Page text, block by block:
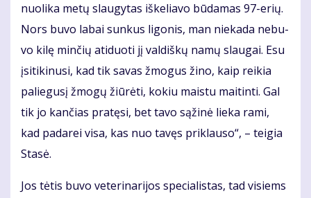
nuo­li­ka me­tų slau­gy­tas iš­ke­lia­vo bū­da­mas 97-erių.
Nors bu­vo la­bai sun­kus li­go­nis, man nie­ka­da ne­bu­
vo ki­lę min­čių ati­duo­ti jį val­diš­kų na­mų slau­gai. Esu
įsi­ti­ki­nu­si, kad tik sa­vas žmo­gus ži­no, kaip rei­kia
pa­lie­gu­sį žmo­gų žiū­rė­ti, ko­kiu mais­tu mai­tin­ti. Gal
tik jo kan­čias pra­tę­si, bet ta­vo są­ži­nė lie­ka ra­mi,
kad pa­da­rei vi­sa, kas nuo ta­vęs pri­klau­so“, – tei­gia
Sta­sė.
Jos tė­tis bu­vo ve­te­ri­na­ri­jos spe­cia­lis­tas, tad vi­siems